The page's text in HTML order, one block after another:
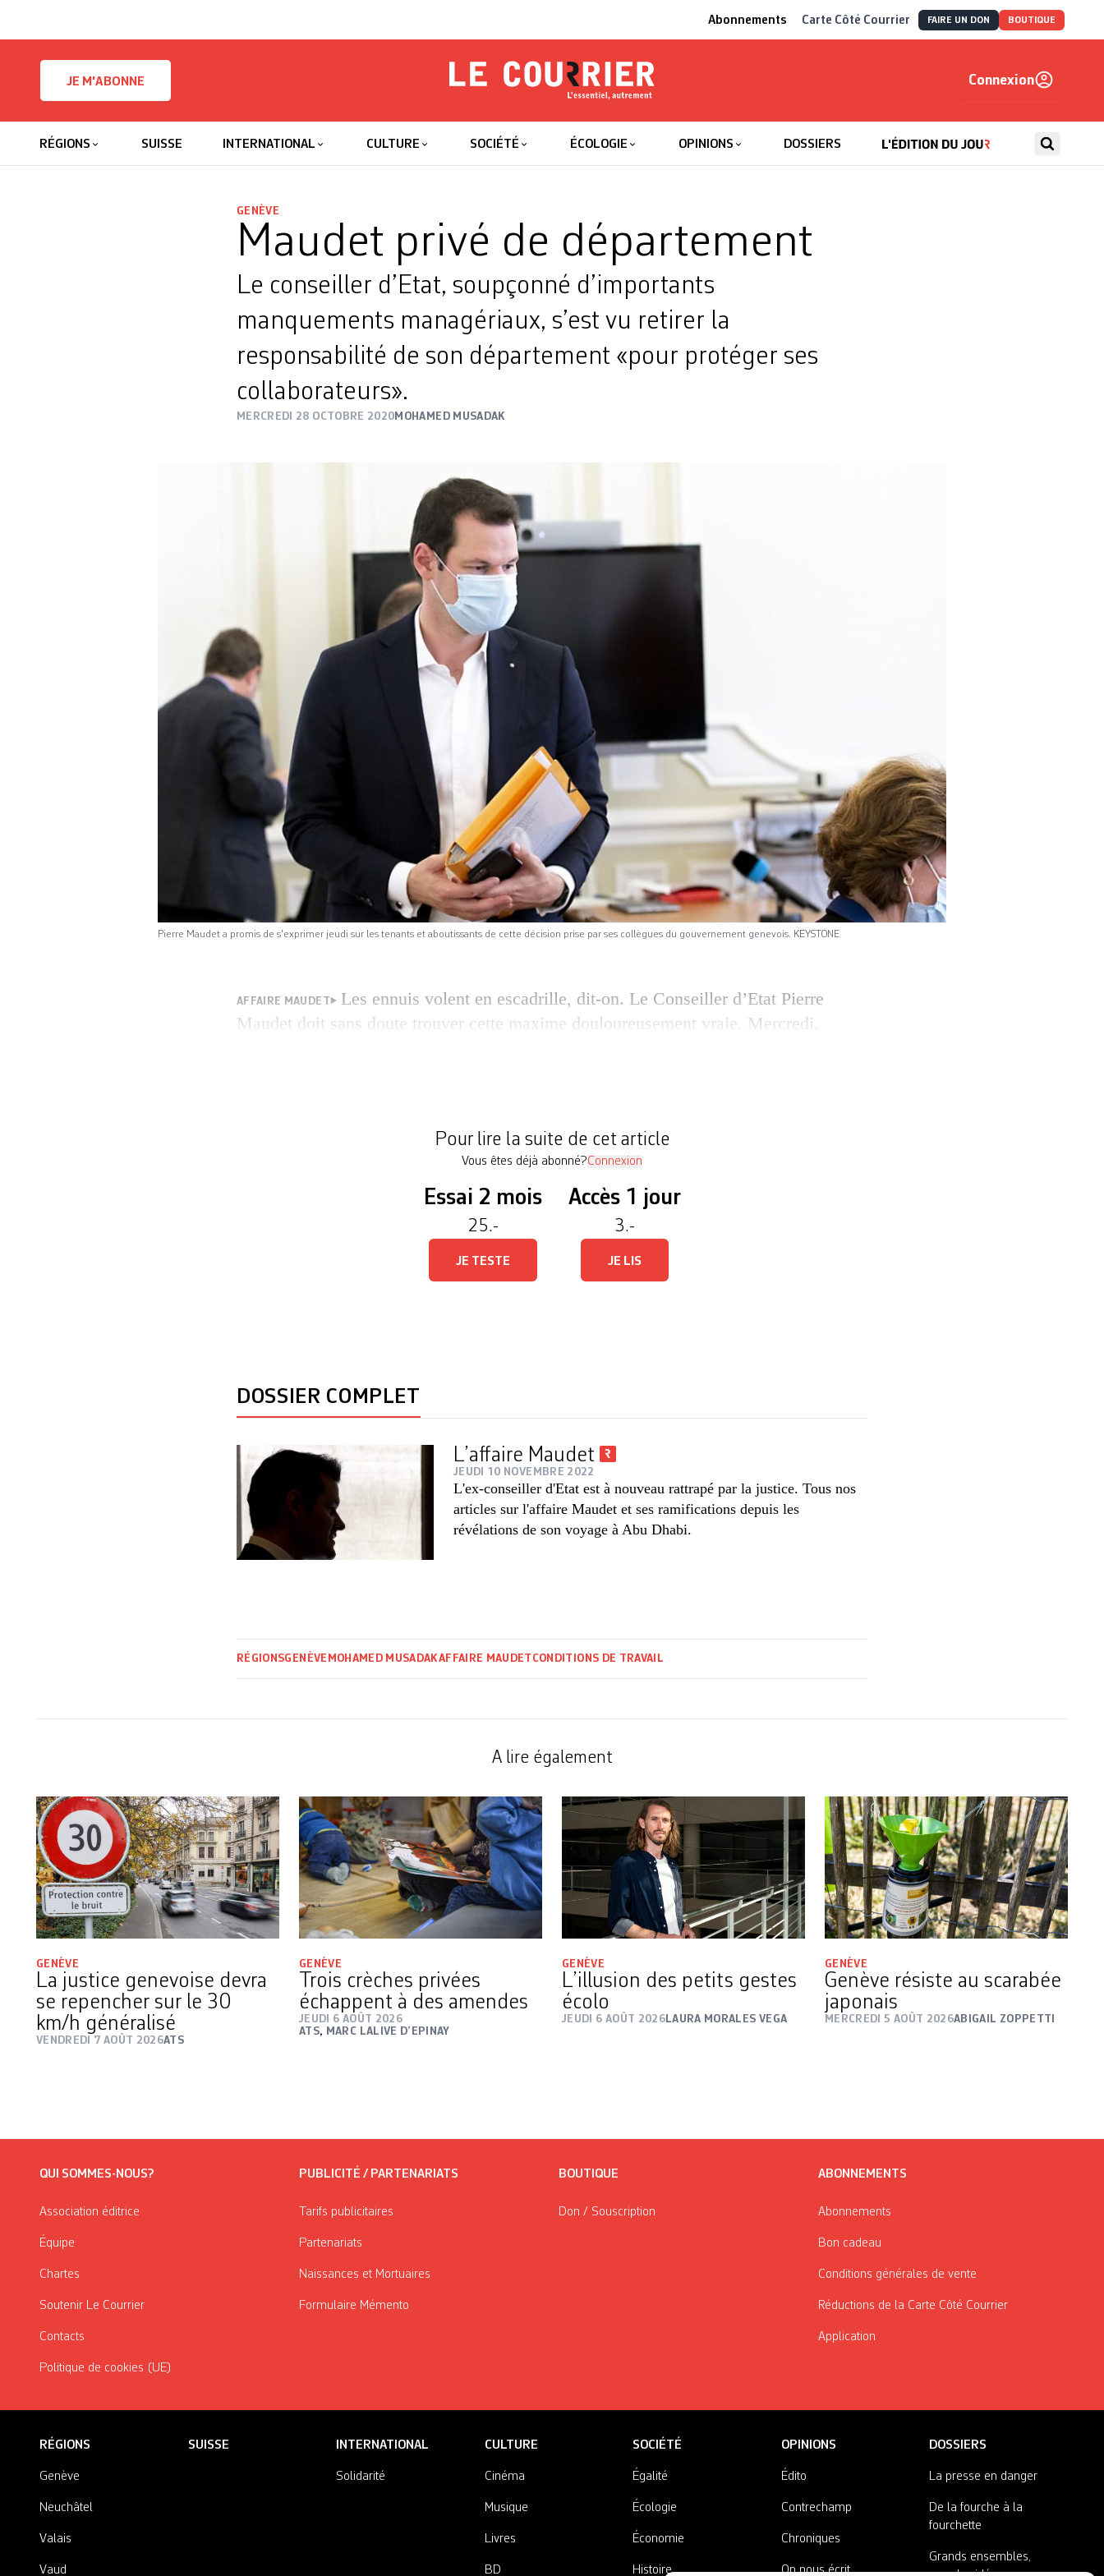
Abonnements Carte Côté Courrier FAIRE UN DON BOUTIQUE
JE M'ABONNE
Le Courrier
Connexion
RÉGIONS SUISSE INTERNATIONAL CULTURE SOCIÉTÉ ÉCOLOGIE OPINIONS DOSSIERS
GENÈVE
Maudet privé de département
Le conseiller d’Etat, soupçonné d’importants
manquements managériaux, s’est vu retirer la
responsabilité de son département «pour protéger ses
collaborateurs».
MERCREDI 28 OCTOBRE 2020 MOHAMED MUSADAK
Pierre Maudet a promis de s'exprimer jeudi sur les tenants et aboutissants de cette décision prise par ses collègues du gouvernement genevois. KEYSTONE
AFFAIRE MAUDET
Les ennuis volent en escadrille, dit-on. Le Conseiller d’Etat Pierre
Maudet doit sans doute trouver cette maxime douloureusement vraie. Mercredi,
Pour lire la suite de cet article
Vous êtes déjà abonné?Connexion
Essai 2 mois
25.-
JE TESTE
Accès 1 jour
3.-
JE LIS
DOSSIER COMPLET
L’affaire Maudet
JEUDI 10 NOVEMBRE 2022
L'ex-conseiller d'Etat est à nouveau rattrapé par la justice. Tous nos
articles sur l'affaire Maudet et ses ramifications depuis les
révélations de son voyage à Abu Dhabi.
RÉGIONSGENÈVE MOHAMED MUSADAKAFFAIRE MAUDET CONDITIONS DE TRAVAIL
A lire également
GENÈVE
La justice genevoise devra
se repencher sur le 30
km/h généralisé
VENDREDI 7 AOÛT 2026ATS
GENÈVE
Trois crèches privées
échappent à des amendes
JEUDI 6 AOÛT 2026
ATS, MARC LALIVE D’EPINAY
GENÈVE
L’illusion des petits gestes
écolo
JEUDI 6 AOÛT 2026LAURA MORALES VEGA
GENÈVE
Genève résiste au scarabée
japonais
MERCREDI 5 AOÛT 2026ABIGAIL ZOPPETTI
QUI SOMMES-NOUS?
Association éditrice
Équipe
Chartes
Soutenir Le Courrier
Contacts
Politique de cookies (UE)
PUBLICITÉ / PARTENARIATS
Tarifs publicitaires
Partenariats
Naissances et Mortuaires
Formulaire Mémento
BOUTIQUE
Don / Souscription
ABONNEMENTS
Abonnements
Bon cadeau
Conditions générales de vente
Réductions de la Carte Côté Courrier
Application
RÉGIONS
Genève
Neuchâtel
Valais
Vaud
SUISSE INTERNATIONAL
Solidarité
CULTURE
Cinéma
Musique
Livres
BD
SOCIÉTÉ
Égalité
Écologie
Économie
Histoire
OPINIONS
Édito
Contrechamp
Chroniques
On nous écrit
DOSSIERS
La presse en danger
De la fourche à la
fourchette
Grands ensembles,